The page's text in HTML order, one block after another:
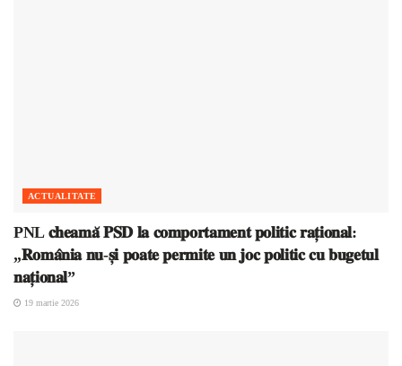
ACTUALITATE
PNL 𝐜𝐡𝐞𝐚𝐦𝐚̆ 𝐏𝐒𝐃 𝐥𝐚 𝐜𝐨𝐦𝐩𝐨𝐫𝐭𝐚𝐦𝐞𝐧𝐭 𝐩𝐨𝐥𝐢𝐭𝐢𝐜 𝐫𝐚𝐭̦𝐢𝐨𝐧𝐚𝐥:
„𝐑𝐨𝐦𝐚̂𝐧𝐢𝐚 𝐧𝐮-𝐬̦𝐢 𝐩𝐨𝐚𝐭𝐞 𝐩𝐞𝐫𝐦𝐢𝐭𝐞 𝐮𝐧 𝐣𝐨𝐜 𝐩𝐨𝐥𝐢𝐭𝐢𝐜 𝐜𝐮 𝐛𝐮𝐠𝐞𝐭𝐮𝐥
𝐧𝐚𝐭̦𝐢𝐨𝐧𝐚𝐥”
19 martie 2026